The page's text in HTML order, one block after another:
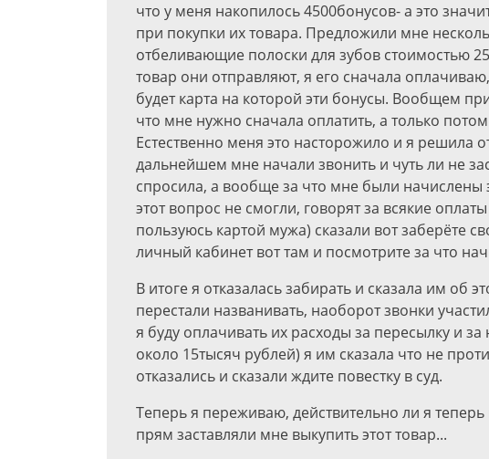
что у меня накопилось 4500бонусов- а это
при покупки их товара. Предложили мне
отбеливающие полоски для зубов стоимостью
товар они отправляют, я его сначала
будет карта на которой эти бонусы. Вообщем
что мне нужно сначала оплатить, а только
Естественно меня это насторожило и я решила
дальнейшем мне начали звонить и чуть ли не
спросила, а вообще за что мне были начислены
этот вопрос не смогли, говорят за всякие
пользуюсь картой мужа) сказали вот заберёте
личный кабинет вот там и посмотрите за что
В итоге я отказалась забирать и сказала им об
перестали названивать, наоборот звонки
я буду оплачивать их расходы за пересылку и
около 15тысяч рублей) я им сказала что не
отказались и сказали ждите повестку в суд.
Теперь я переживаю, действительно ли я
прям заставляли мне выкупить этот товар...